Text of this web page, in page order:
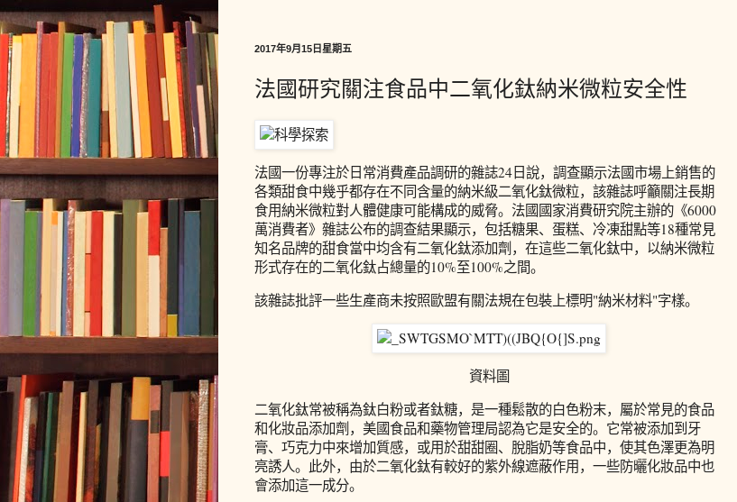
2017年9月15日星期五
法國研究關注食品中二氧化鈦納米微粒安全性
法國一份專注於日常消費產品調研的雜誌24日說，調查顯示法國市場上銷售的
各類甜食中幾乎都存在不同含量的納米級二氧化鈦微粒，該雜誌呼籲關注長期
食用納米微粒對人體健康可能構成的威脅。法國國家消費研究院主辦的《6000
萬消費者》雜誌公布的調查結果顯示，包括糖果、蛋糕、冷凍甜點等18種常見
知名品牌的甜食當中均含有二氧化鈦添加劑，在這些二氧化鈦中，以納米微粒
形式存在的二氧化鈦占總量的10%至100%之間。
該雜誌批評一些生產商未按照歐盟有關法規在包裝上標明"納米材料"字樣。
資料圖
二氧化鈦常被稱為鈦白粉或者鈦糖，是一種鬆散的白色粉末，屬於常見的食品
和化妝品添加劑，美國食品和藥物管理局認為它是安全的。它常被添加到牙
膏、巧克力中來增加質感，或用於甜甜圈、脫脂奶等食品中，使其色澤更為明
亮誘人。此外，由於二氧化鈦有較好的紫外線遮蔽作用，一些防曬化妝品中也
會添加這一成分。